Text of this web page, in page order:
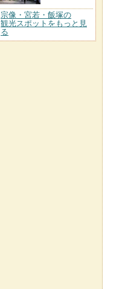
宗像・宮若・飯塚の
観光スポットをもっと見
る